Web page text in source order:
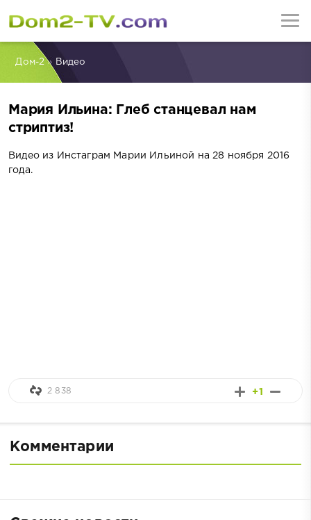
Дом-2» Видео
Мария Ильина: Глеб станцевал нам
стриптиз!
Видео из Инстаграм Марии Ильиной на 28 ноября 2016
года.
+1
2 838
Комментарии